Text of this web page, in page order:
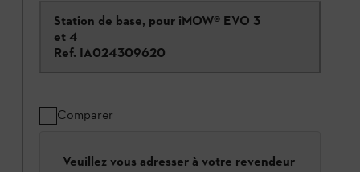
Station de base, pour iMOW® EVO 3
et 4
Ref. IA024309620
Comparer
Veuillez vous adresser à votre revendeur